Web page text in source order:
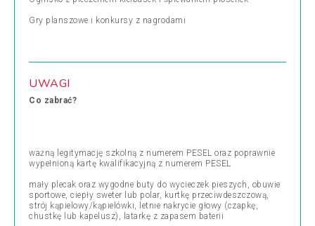
Gry planszowe i konkursy z nagrodami
UWAGI
Co zabrać?
ważną legitymację szkolną z numerem PESEL oraz poprawnie
wypełnioną kartę kwalifikacyjną z numerem PESEL
mały plecak oraz wygodne buty do wycieczek pieszych, obuwie
sportowe, ciepły sweter lub polar, kurtkę przeciwdeszczową,
strój kąpielowy/kąpielówki, letnie nakrycie głowy (czapkę,
chustkę lub kapelusz), latarkę z zapasem baterii